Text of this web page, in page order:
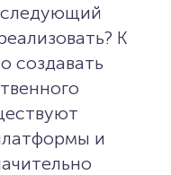
К
создавать
и